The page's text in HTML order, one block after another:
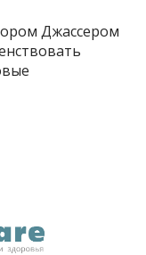
Джассером